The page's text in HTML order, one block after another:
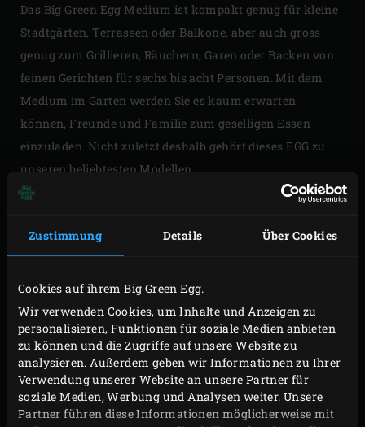
Zustimmung Details Über Cookies
Cookies auf ihrem Big Green Egg.
Wir verwenden Cookies, um Inhalte und Anzeigen zu
personalisieren, Funktionen für soziale Medien anbieten
zu können und die Zugriffe auf unsere Website zu
analysieren. Außerdem geben wir Informationen zu Ihrer
Verwendung unserer Website an unsere Partner für
soziale Medien, Werbung und Analysen weiter. Unsere
Partner führen diese Informationen möglicherweise mit
Das Big Green Egg Medium ist kompakt genug für kleine
Stadtgärten, Terrassen oder Balkone, aber auch gross
genug zum Grillieren, Räuchern, Garen oder Backen von
feinen Gerichten für sechs bis acht Personen. Mit dem
Medium im Garten werden Sie es kaum erwarten
können, Freunde und Familie zum geselligen Essen
einzuladen. Nicht zuletzt deshalb gehört dieses EGG zu
unseren beliebtesten Modellen.
Auf die Kochfläche des Modells Medium passen 4 bis 6 kg
Fleisch, das langsam gegart, gegrillt oder gebraten wird.
bereiten darauf unwiderstehliche Gerichte mit frischem
Fisch, Schalentieren oder Gemüse zu. Und mit dem
passenden ConvEGGtor und dem Back- und Pizzastein
verwandeln Sie das Big Green Egg Medium im
Handumdrehen in einen Pizzaofen und sich selbst in den
besten Pizzaiolo. Dieses EGG heisst zwar Medium, ist aber